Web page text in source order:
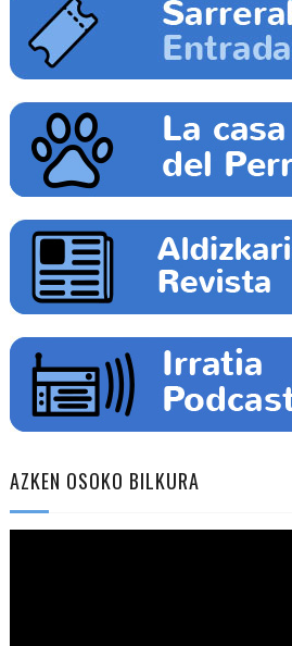
AZKEN OSOKO BILKURA